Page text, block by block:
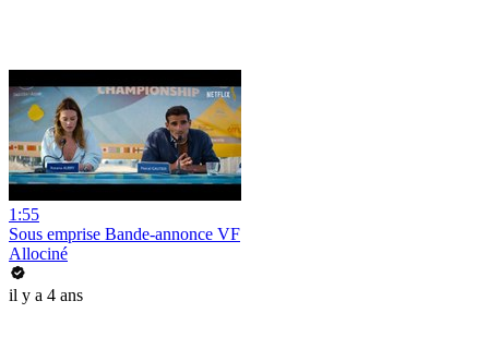
1:55
Sous emprise Bande-annonce VF
Allociné
il y a 4 ans